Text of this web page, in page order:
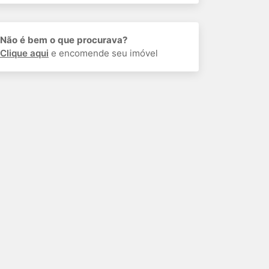
Não é bem o que procurava?
Clique aqui e encomende seu imóvel